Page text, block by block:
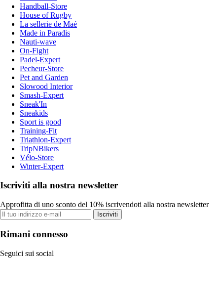
Handball-Store
House of Rugby
La sellerie de Maé
Made in Paradis
Nauti-wave
On-Fight
Padel-Expert
Pecheur-Store
Pet and Garden
Slowood Interior
Smash-Expert
Sneak'In
Sneakids
Sport is good
Training-Fit
Triathlon-Expert
TripNBikers
Vélo-Store
Winter-Expert
Iscriviti alla nostra newsletter
Approfitta di uno sconto del 10% iscrivendoti alla nostra newsletter
Iscriviti
Rimani connesso
Seguici sui social